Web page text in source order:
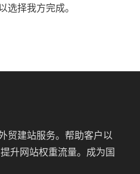
选择我方完成。
贸建站服务。帮助客户以
升网站权重流量。成为国